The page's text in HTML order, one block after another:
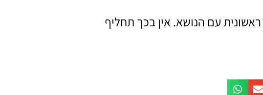
עם הנושא. אין בכך תחליף